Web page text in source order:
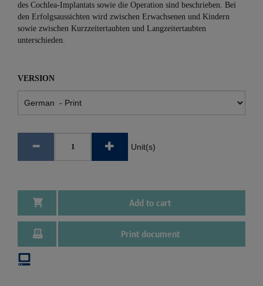
des Cochlea-Implantats sowie die Operation sind beschrieben. Bei
den Erfolgsaussichten wird zwischen Erwachsenen und Kindern
sowie zwischen Kurzzeitertaubten und Langzeitertaubten
unterschieden.
VERSION
Unit(s)
Add to cart
Print document